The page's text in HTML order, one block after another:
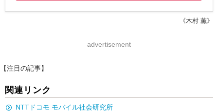
《木村 薫》
advertisement
【注目の記事】
関連リンク
NTTドコモ モバイル社会研究所